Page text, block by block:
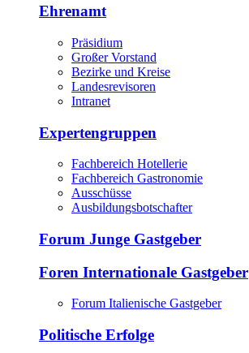
Ehrenamt
Präsidium
Großer Vorstand
Bezirke und Kreise
Landesrevisoren
Intranet
Expertengruppen
Fachbereich Hotellerie
Fachbereich Gastronomie
Ausschüsse
Ausbildungsbotschafter
Forum Junge Gastgeber
Foren Internationale Gastgeber
Forum Italienische Gastgeber
Politische Erfolge